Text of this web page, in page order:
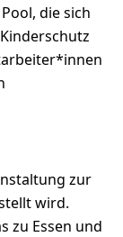
die sich
zur
wird.
zu Essen und